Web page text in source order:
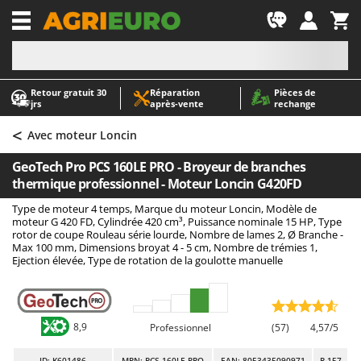
Retour gratuit 30
jrs
Réparation
après‑vente
Pièces de
rechange
-1
A
Abris de jardin
Accessoires pour tracteurs tondeuses autoportés
Aérateurs Scarificateurs pour gazon
Arracheuses de pommes de terre pour tracteur
Aspirateurs - Balais Électriques
Aspirateurs à cendres
Aspirateurs à feuilles sur roues
Aspirateurs Multifonctions
Atomiseurs agricoles pour tracteurs
A
AgriEuro Premium
AgriEuro TOP-LINE
AGT
Aima
Airmec
AL-KO
Alce
Alpina
< Avec moteur Loncin
GeoTech Pro PCS 160LE PRO - Broyeur de branches
thermique professionnel - Moteur Loncin G420FD
Type de moteur 4 temps, Marque du moteur Loncin, Modèle de
moteur G 420 FD, Cylindrée 420 cm³, Puissance nominale 15 HP, Type
rotor de coupe Rouleau série lourde, Nombre de lames 2, Ø Branche -
Max 100 mm, Dimensions broyat 4 - 5 cm, Nombre de trémies 1,
Ejection élevée, Type de rotation de la goulotte manuelle
8,9 Professionnel (57) 4,57/5